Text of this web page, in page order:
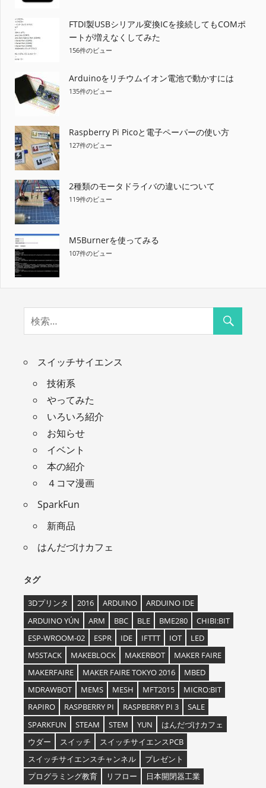
FTDI製USBシリアル変換ICを接続してもCOMポ
ートが増えなくしてみた
156件のビュー
Arduinoをリチウムイオン電池で動かすには
135件のビュー
Raspberry Pi Picoと電子ペーパーの使い方
127件のビュー
2種類のモータドライバの違いについて
119件のビュー
M5Burnerを使ってみる
107件のビュー
スイッチサイエンス
技術系
やってみた
いろいろ紹介
お知らせ
イベント
本の紹介
４コマ漫画
SparkFun
新商品
はんだづけカフェ
タグ
3Dプリンタ 2016 ARDUINO
ARDUINO IDE
ARDUINO YÚN
ARM BBC BLE BME280
CHIBI:BIT
ESP-WROOM-02
ESPR IDE IFTTT IOT
LED
M5STACK
MAKEBLOCK MAKERBOT
MAKER FAIRE
MAKERFAIRE
MAKER FAIRE TOKYO 2016
MBED
MDRAWBOT
MEMS MESH MFT2015
MICRO:BIT
RAPIRO
RASPBERRY PI RASPBERRY PI 3
SALE
SPARKFUN
STEAM STEM YUN
はんだづけカフェ
ウダー
スイッチ
スイッチサイエンスPCB
スイッチサイエンスチャンネル
プレゼント
プログラミング教育
リフロー 日本開閉器工業